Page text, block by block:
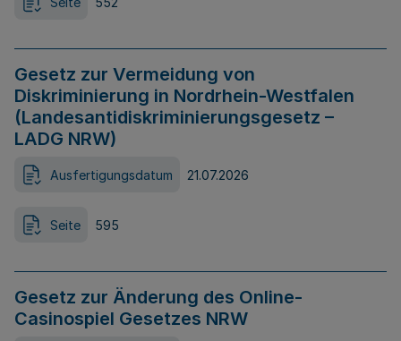
Gesetz zur Vermeidung von
Diskriminierung in Nordrhein-Westfalen
(Landesantidiskriminierungsgesetz –
LADG NRW)
Ausfertigungsdatum 21.07.2026
Seite 595
Gesetz zur Änderung des Online-
Casinospiel Gesetzes NRW